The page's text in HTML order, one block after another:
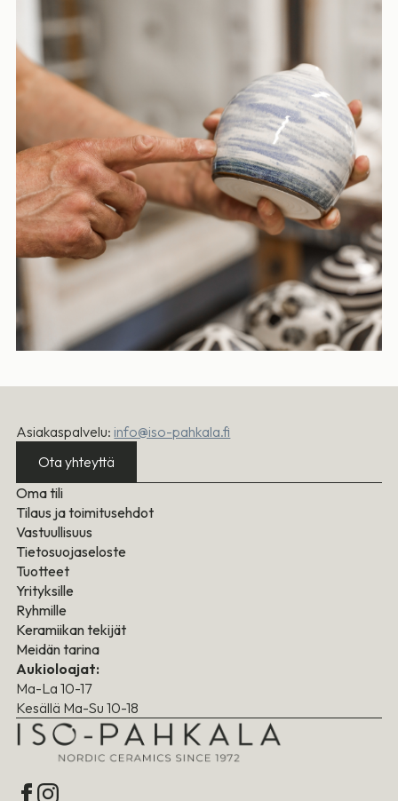
Asiakaspalvelu: info@iso-pahkala.fi
Ota yhteyttä
Oma tili
Tilaus ja toimitusehdot
Vastuullisuus
Tietosuojaseloste
Tuotteet
Yrityksille
Ryhmille
Keramiikan tekijät
Meidän tarina
Aukioloajat:
Ma-La 10-17
Kesällä Ma-Su 10-18